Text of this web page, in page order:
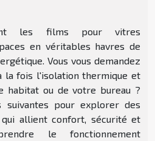
les films pour vitres
en véritables havres de
Vous vous demandez
la fois l'isolation thermique et
habitat ou de votre bureau ?
suivantes pour explorer des
qui allient confort, sécurité et
le fonctionnement